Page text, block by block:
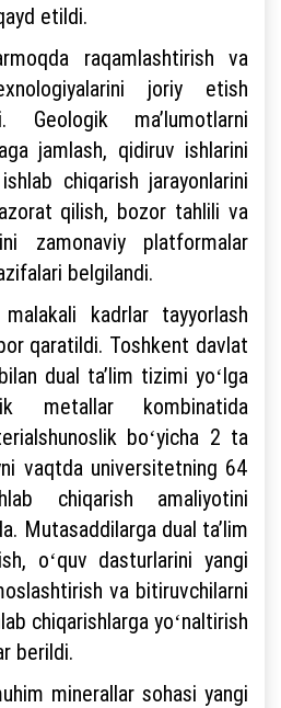
etildi.
raqamlashtirish va
joriy etish
Geologik maʼlumotlarni
jamlash, qidiruv ishlarini
chiqarish jarayonlarini
qilish, bozor tahlili va
zamonaviy platformalar
belgilandi.
kadrlar tayyorlash
qaratildi. Toshkent davlat
dual taʼlim tizimi yoʻlga
metallar kombinatida
boʻyicha 2 ta
vaqtda universitetning 64
chiqarish amaliyotini
Mutasaddilarga dual taʼlim
oʻquv dasturlarini yangi
va bitiruvchilarni
chiqarishlarga yoʻnaltirish
berildi.
minerallar sohasi yangi